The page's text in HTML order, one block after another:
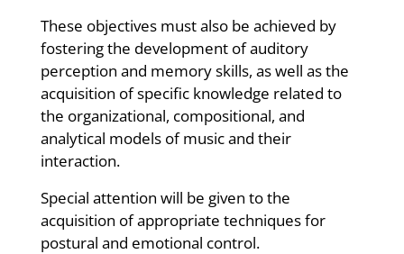
These objectives must also be achieved by
fostering the development of auditory
perception and memory skills, as well as the
acquisition of specific knowledge related to
the organizational, compositional, and
analytical models of music and their
interaction.
Special attention will be given to the
acquisition of appropriate techniques for
postural and emotional control.